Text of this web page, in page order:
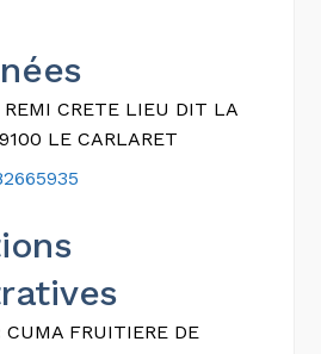
REMI CRETE LIEU DIT LA
LE CARLARET
CUMA FRUITIERE DE